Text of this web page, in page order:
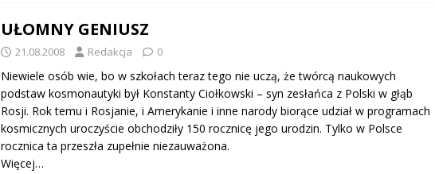
UŁOMNY GENIUSZ
21.08.2008 Redakcja 0
Niewiele osób wie, bo w szkołach teraz tego nie uczą, że twórcą naukowych
podstaw kosmonautyki był Konstanty Ciołkowski – syn zesłańca z Polski w głąb
Rosji. Rok temu i Rosjanie, i Amerykanie i inne narody biorące udział w programach
kosmicznych uroczyście obchodziły 150 rocznicę jego urodzin. Tylko w Polsce
rocznica ta przeszła zupełnie niezauważona.
Więcej…